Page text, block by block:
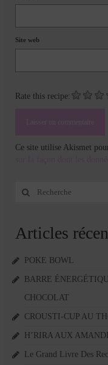
Site web
Rate this recipe:
Ce site utilise Akismet
Rechercher
Articles
POKE BOWL
BARRE
CHOCOLAT
CROUSTI-CUP AU
H’RIRA AUX
Le Grand Livre Des